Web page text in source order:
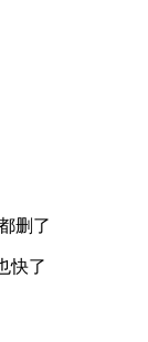
删了
快了